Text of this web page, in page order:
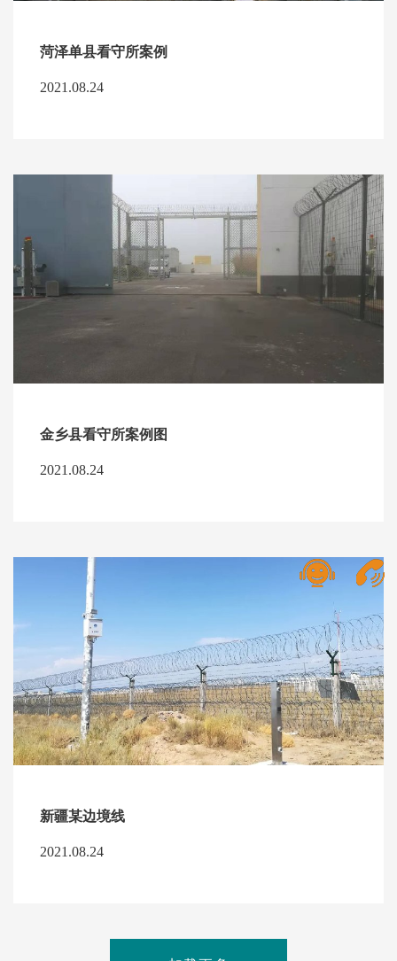
菏泽单县看守所案例
2021.08.24
金乡县看守所案例图
2021.08.24
新疆某边境线
2021.08.24